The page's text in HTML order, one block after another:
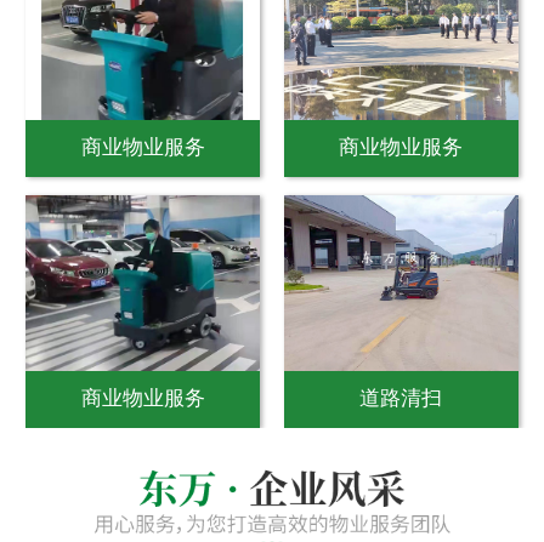
商业物业服务 商业物业服务
商业物业服务 道路清扫